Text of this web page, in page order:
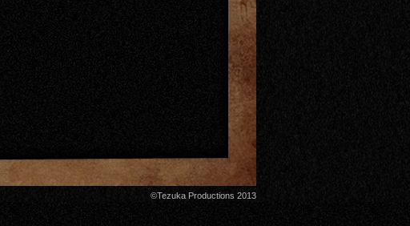
©Tezuka Productions 2013